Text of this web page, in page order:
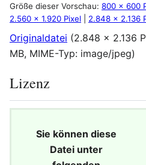
Größe dieser Vorschau: 800 × 600
2.560 × 1.920 Pixel
2.848 × 2.136
Originaldatei (2.848 × 2.136
MB, MIME-Typ: image/jpeg)
Lizenz
Sie können diese
Datei unter